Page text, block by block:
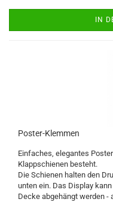
IN
Poster-Klemmen
Einfaches, elegantes
Klappschienen besteht.
Die Schienen halten den
unten ein. Das Display
Decke abgehängt werden -